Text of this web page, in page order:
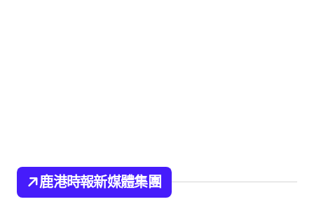
鹿港時報新媒體集團